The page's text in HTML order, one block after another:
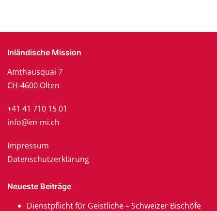
Inländische Mission
Amthausquai 7
CH-4600 Olten
+41 41 710 15 01
info@im-mi.ch
Impressum
Datenschutzerklärung
Neueste Beiträge
Dienstpflicht für Geistliche – Schweizer Bischöfe